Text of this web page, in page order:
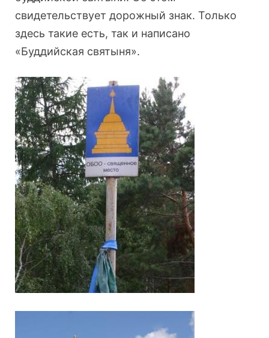
свидетельствует дорожный знак. Только
здесь такие есть, так и написано
«Буддийская святыня».